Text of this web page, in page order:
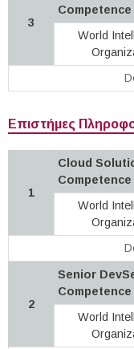
3
Competence
World
Επιστήμες
1
Cloud
Competence
World
2
Senior
Competence
World